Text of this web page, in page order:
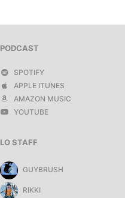
PODCAST
SPOTIFY
APPLE ITUNES
AMAZON MUSIC
YOUTUBE
LO STAFF
GUYBRUSH
RIKKI